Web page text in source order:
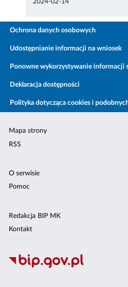
2024-02-14
Ochrona danych osobowych
Udostępnianie informacji na wniosek
Ponowne wykorzystywanie informacji
Deklaracja dostępności
Polityka dotycząca cookies i
Mapa strony
RSS
O serwisie
Pomoc
Redakcja BIP MK
Kontakt